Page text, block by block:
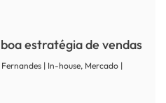
estratégia de vendas
| In-house, Mercado |